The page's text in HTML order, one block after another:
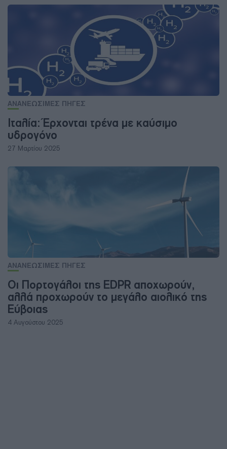
ΑΝΑΝΕΩΣΙΜΕΣ ΠΗΓΕΣ
Ιταλία: Έρχονται τρένα με καύσιμο
υδρογόνο
27 Μαρτίου 2025
ΑΝΑΝΕΩΣΙΜΕΣ ΠΗΓΕΣ
Οι Πορτογάλοι της EDPR αποχωρούν,
αλλά προχωρούν το μεγάλο αιολικό της
Εύβοιας
4 Αυγούστου 2025